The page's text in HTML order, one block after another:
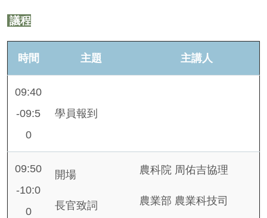
議程
時間 主題 主講人
09:40
-09:5
0
學員報到
09:50
-10:0
0
開場
長官致詞
農科院 周佑吉協理
農業部 農業科技司